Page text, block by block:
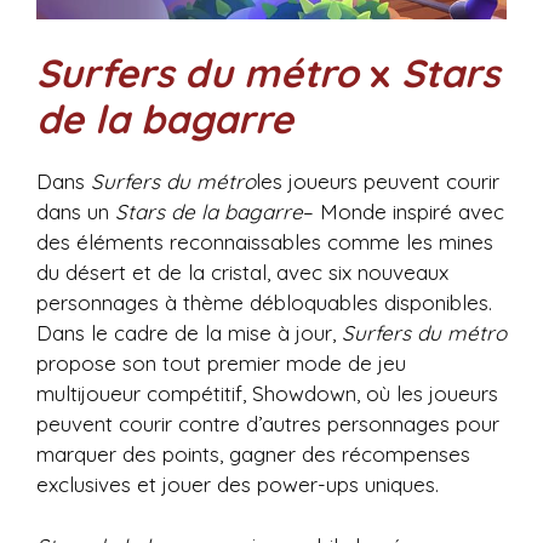
Surfers du métrox Stars
de la bagarre
Dans Surfers du métroles joueurs peuvent courir
dans un Stars de la bagarre– Monde inspiré avec
des éléments reconnaissables comme les mines
du désert et de la cristal, avec six nouveaux
personnages à thème débloquables disponibles.
Dans le cadre de la mise à jour, Surfers du métro
propose son tout premier mode de jeu
multijoueur compétitif, Showdown, où les joueurs
peuvent courir contre d’autres personnages pour
marquer des points, gagner des récompenses
exclusives et jouer des power-ups uniques.